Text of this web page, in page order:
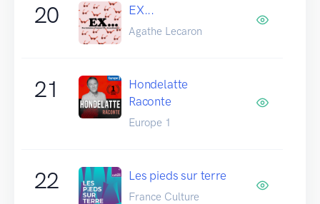
20 EX...
Agathe Lecaron
21
Hondelatte
Raconte
Europe 1
22 Les pieds sur terre
France Culture